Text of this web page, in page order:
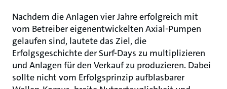
Nachdem die Anlagen vier Jahre erfolgreich mit
vom Betreiber eigenentwickelten Axial-Pumpen
gelaufen sind, lautete das Ziel, die
Erfolgsgeschichte der Surf-Days zu multiplizieren
und Anlagen für den Verkauf zu produzieren. Dabei
sollte nicht vom Erfolgsprinzip aufblasbarer